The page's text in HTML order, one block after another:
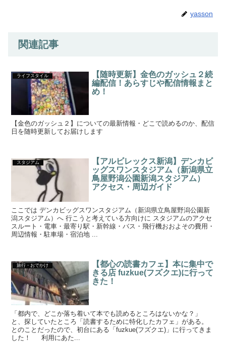
yasson
関連記事
ライフスタイル
【随時更新】金色のガッシュ２続
編配信！あらすじや配信情報まと
め！
【金色のガッシュ２】についての最新情報・どこで読めるのか、配信
日を随時更新してお届けします
スタジアム
【アルビレックス新潟】デンカビ
ッグスワンスタジアム（新潟県立
鳥屋野潟公園新潟スタジアム）
アクセス・周辺ガイド
ここでは デンカビッグスワンスタジアム（新潟県立鳥屋野潟公園新
潟スタジアム）へ 行こうと考えている方向けに スタジアムのアクセ
スルート・電車・最寄り駅・新幹線・バス・飛行機おおよその費用・
周辺情報・駐車場・宿泊地 ...
旅行・おでかけ
【都心の読書カフェ】本に集中で
きる店 fuzkue(フズクエ)に行って
きた！
「都内で、どこか落ち着いて本でも読めるところはないかな？」
と、探していたところ「読書するために特化したカフェ」がある。
とのことだったので、初台にある「fuzkue(フズクエ)」に行ってきま
した！ 利用にあた...